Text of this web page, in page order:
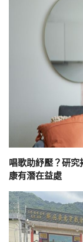
唱歌助紓壓？研
康有潛在益處